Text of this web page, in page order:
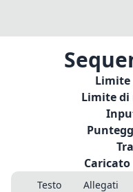
Limite
Limite di
Testo Allegati